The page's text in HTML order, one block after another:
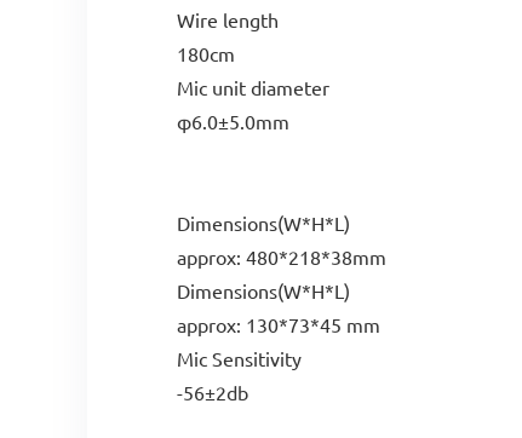
Wire length
180cm
Mic unit diameter
φ6.0±5.0mm
Dimensions(W*H*L)
approx: 480*218*38mm
Dimensions(W*H*L)
approx: 130*73*45 mm
Mic Sensitivity
-56±2db